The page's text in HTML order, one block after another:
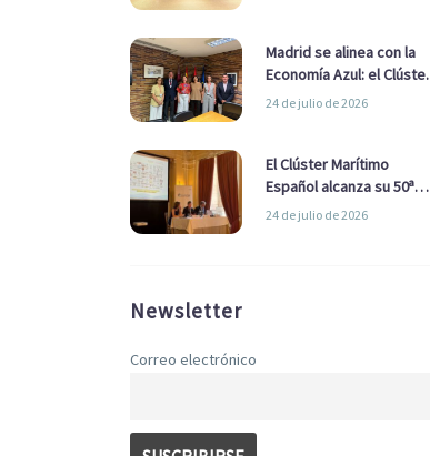
Madrid se alinea con la
Economía Azul: el Clúster
Marítimo Español y la Real
Ayuntamiento
24 de julio de 2026
El Clúster Marítimo
Español alcanza su 50ª
Asamblea reafirmando su
24 de julio de 2026
Newsletter
Correo electrónico